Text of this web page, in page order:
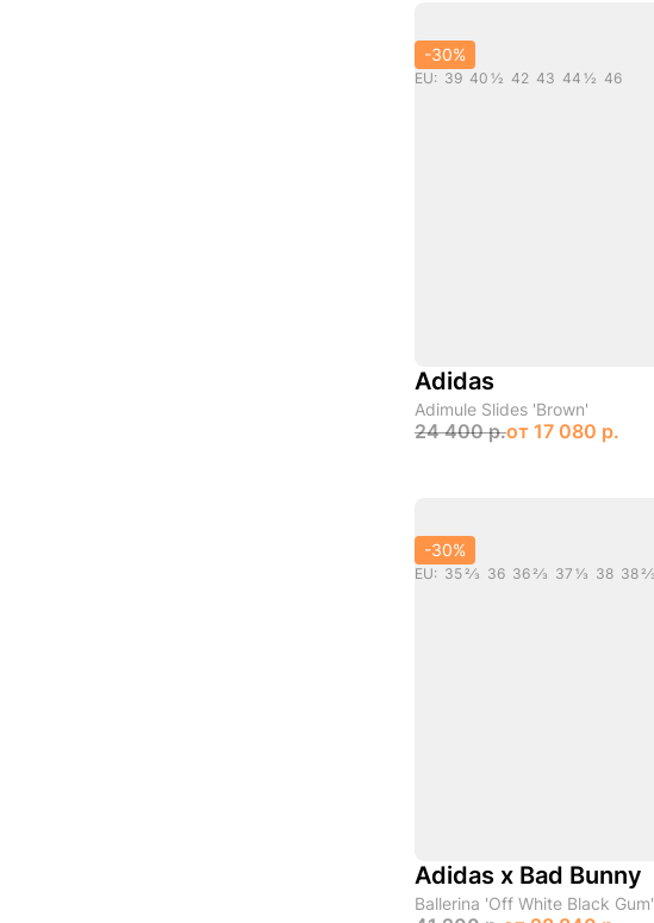
-30%
EU: 39 40 1/2 42 43 44 1/2 46
Adidas
Adimule Slides 'Brown'
24 400 р.от 17 080 р.
-30%
Adidas x Bad Bunny
Ballerina 'Off White Black Gum'